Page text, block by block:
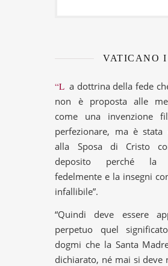
VATICANO I
“La dottrina della fede che Dio rivelò
non è proposta alle
come una invenzione
perfezionare, ma è stata
alla Sposa di Cristo
deposito perché la
fedelmente e la insegni
infallibile”.
“Quindi deve essere
perpetuo quel
dogmi che la Santa
dichiarato, né mai si deve